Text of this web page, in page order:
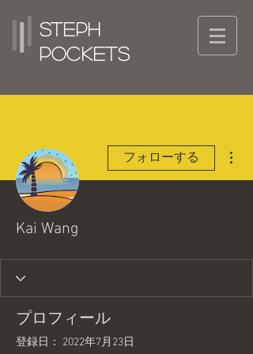
Steph
Pockets
フォローする
Kai Wang
プロフィール
登録日： 2022年7月23日